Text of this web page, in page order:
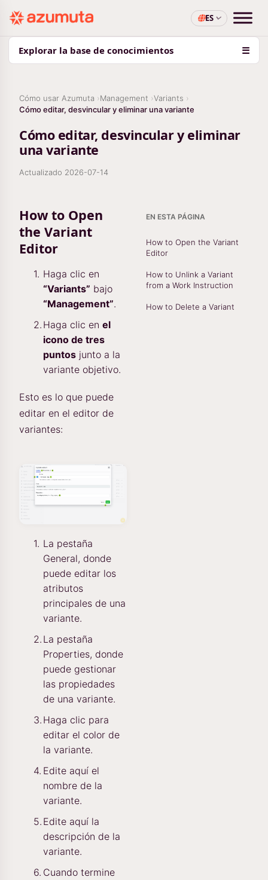
ES
Explorar la base de conocimientos ☰
Cómo usar Azumuta Management
Variants
Cómo editar, desvincular y eliminar una variante
Cómo editar, desvincular y eliminar
una variante
Actualizado 2026-07-14
How to Open
the Variant
Editor
Haga clic en
“Variants” bajo
“Management”.
Haga clic en el
icono de tres
puntos junto a la
variante objetivo.
Esto es lo que puede
editar en el editor de
variantes:
La pestaña
General, donde
puede editar los
atributos
principales de una
variante.
La pestaña
Properties, donde
puede gestionar
las propiedades
de una variante.
Haga clic para
editar el color de
la variante.
Edite aquí el
nombre de la
variante.
Edite aquí la
descripción de la
variante.
Cuando termine
EN ESTA PÁGINA
How to Open the Variant
Editor
How to Unlink a Variant
from a Work Instruction
How to Delete a Variant